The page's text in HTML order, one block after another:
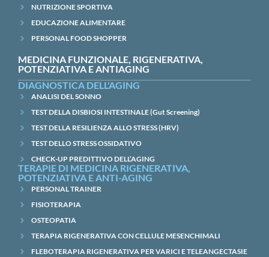
NUTRIZIONE SPORTIVA
EDUCAZIONE ALIMENTARE
PERSONAL FOOD SHOPPER
MEDICINA FUNZIONALE, RIGENERATIVA,
POTENZIATIVA E ANTIAGING
DIAGNOSTICA DELL'AGING
ANALISI DEL SONNO
TEST DELLA DISBIOSI INTESTINALE (Gut Screening)
TEST DELLA RESILIENZA ALLO STRESS (HRV)
TEST DELLO STRESS OSSIDATIVO
CHECK-UP PREDITTIVO DELL’AGING
TERAPIE DI MEDICINA RIGENERATIVA,
POTENZIATIVA E ANTI-AGING
PERSONAL TRAINER
FISIOTERAPIA
OSTEOPATIA
TERAPIA RIGENERATIVA CON CELLULE MESENCHIMALI
FLEBOTERAPIA RIGENERATIVA PER VARICI E TELEANGECTASIE